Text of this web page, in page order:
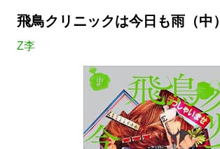
飛鳥クリニックは今日も雨（中）
Z李